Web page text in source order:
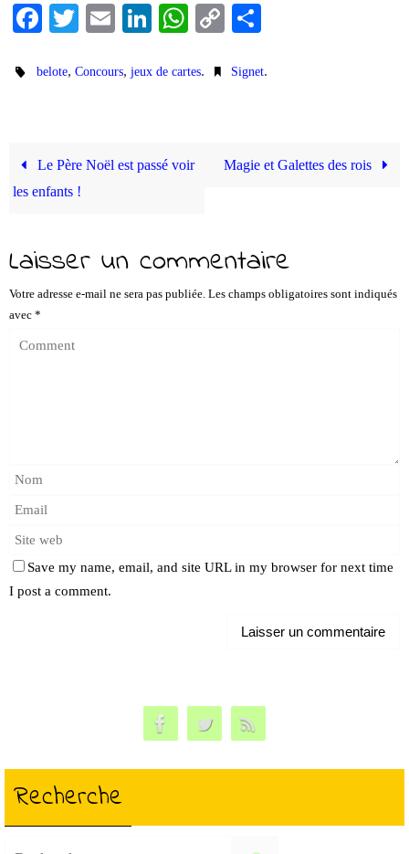
Fa
bo
T
tte
E
ail
Li
ed
W
ts
C
y
ag
belote,Concours,jeux de cartes. Signet.
Le Père Noël est passé voir
les enfants !
Magie et Galettes des rois
Laisser un commentaire
Votre adresse e-mail ne sera pas publiée. Les champs obligatoires sont indiqués
avec *
Save my name, email, and site URL in my browser for next time
I post a comment.
Recherche